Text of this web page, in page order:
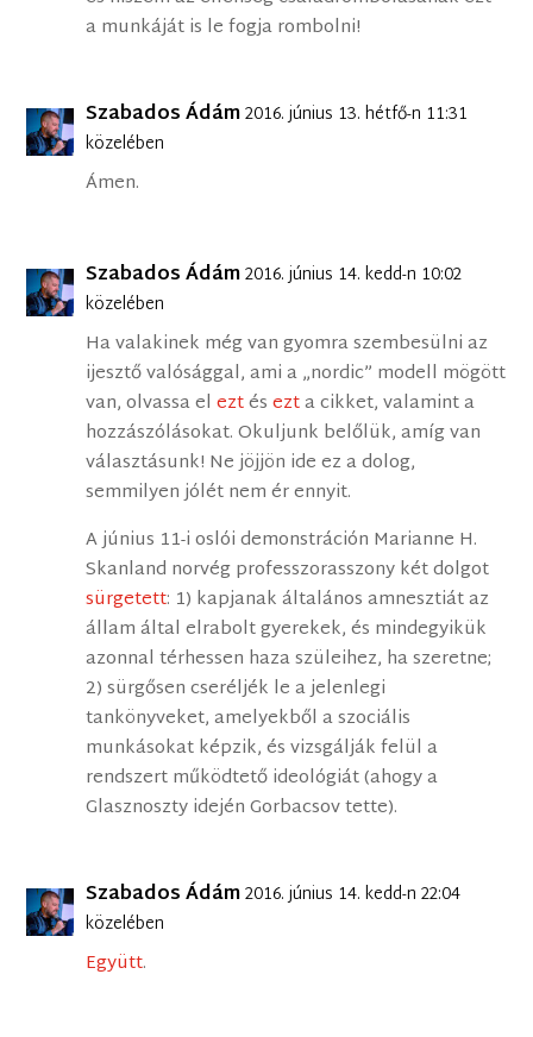
a munkáját is le fogja rombolni!
Szabados Ádám2016. június 13. hétfő-n 11:31
közelében
Ámen.
Szabados Ádám2016. június 14. kedd-n 10:02
közelében
Ha valakinek még van gyomra szembesülni az
ijesztő valósággal, ami a „nordic” modell mögött
van, olvassa eleztésezta cikket, valamint a
hozzászólásokat. Okuljunk belőlük, amíg van
választásunk! Ne jöjjön ide ez a dolog,
semmilyen jólét nem ér ennyit.
A június 11-i oslói demonstráción Marianne H.
Skanland norvég professzorasszony két dolgot
sürgetett: 1) kapjanak általános amnesztiát az
állam által elrabolt gyerekek, és mindegyikük
azonnal térhessen haza szüleihez, ha szeretne;
2) sürgősen cseréljék le a jelenlegi
tankönyveket, amelyekből a szociális
munkásokat képzik, és vizsgálják felül a
rendszert működtető ideológiát (ahogy a
Glasznoszty idején Gorbacsov tette).
Szabados Ádám2016. június 14. kedd-n 22:04
közelében
Együtt.